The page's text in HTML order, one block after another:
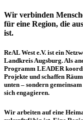
Wir verbinden
für eine Region, die
ist.
ReAL West e.V. ist ein
Landkreis Augsburg. Als
Programm LEADER
Projekte und schaffen
unten – sondern
sich engagieren.
Wir arbeiten auf eine